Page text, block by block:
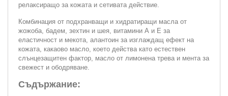
релаксиращо за кожата и сетивата действие.
Комбинация от подхранващи и хидратиращи масла от
жожоба, бадем, зехтин и шея, витамини А и Е за
еластичност и мекота, алантоин за изглаждащ ефект на
кожата, какаово масло, което действа като естествен
слънцезащитен фактор, масло от лимонена трева и мента за
свежест и ободряване.
Съдържание: